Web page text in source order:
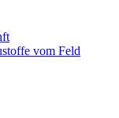
vom Feld